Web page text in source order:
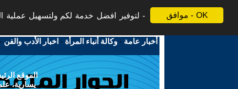
موافق - OK
لتوفير افضل خدمة لكم ولتسهيل عملية
أخبار عامة -وكالة أنباء المرأة - اخبار الأدب والفن
الموقع
يسارية،